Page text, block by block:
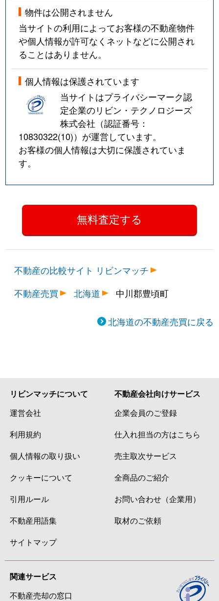
物件は公開されません
当サイトの利用によってお客様の不動産物件
や個人情報が許可なくネットなどに公開され
ることはありません。
個人情報は保護されています
当サイトはプライバシーマーク認
定企業のリビン・テクノロジーズ
株式会社（認証番号：
10830322(10)）が運営しています。
お客様の個人情報は大切に保護されていま
す。
不動産の比較サイト リビンマッチ
不動産売買
北海道 中川郡豊頃町
北海道の不動産売買に戻る
リビンマッチについて
運営会社
利用規約
個人情報の取り扱い
クッキーについて
引用ルール
不動産用語集
サイトマップ
不動産会社向けサービス
企業会員のご登録
仕入れ担当の方はこちら
売主取次サービス
全商品のご紹介
お問い合わせ（企業用）
取材のご依頼
関連サービス
不動産売却の窓口